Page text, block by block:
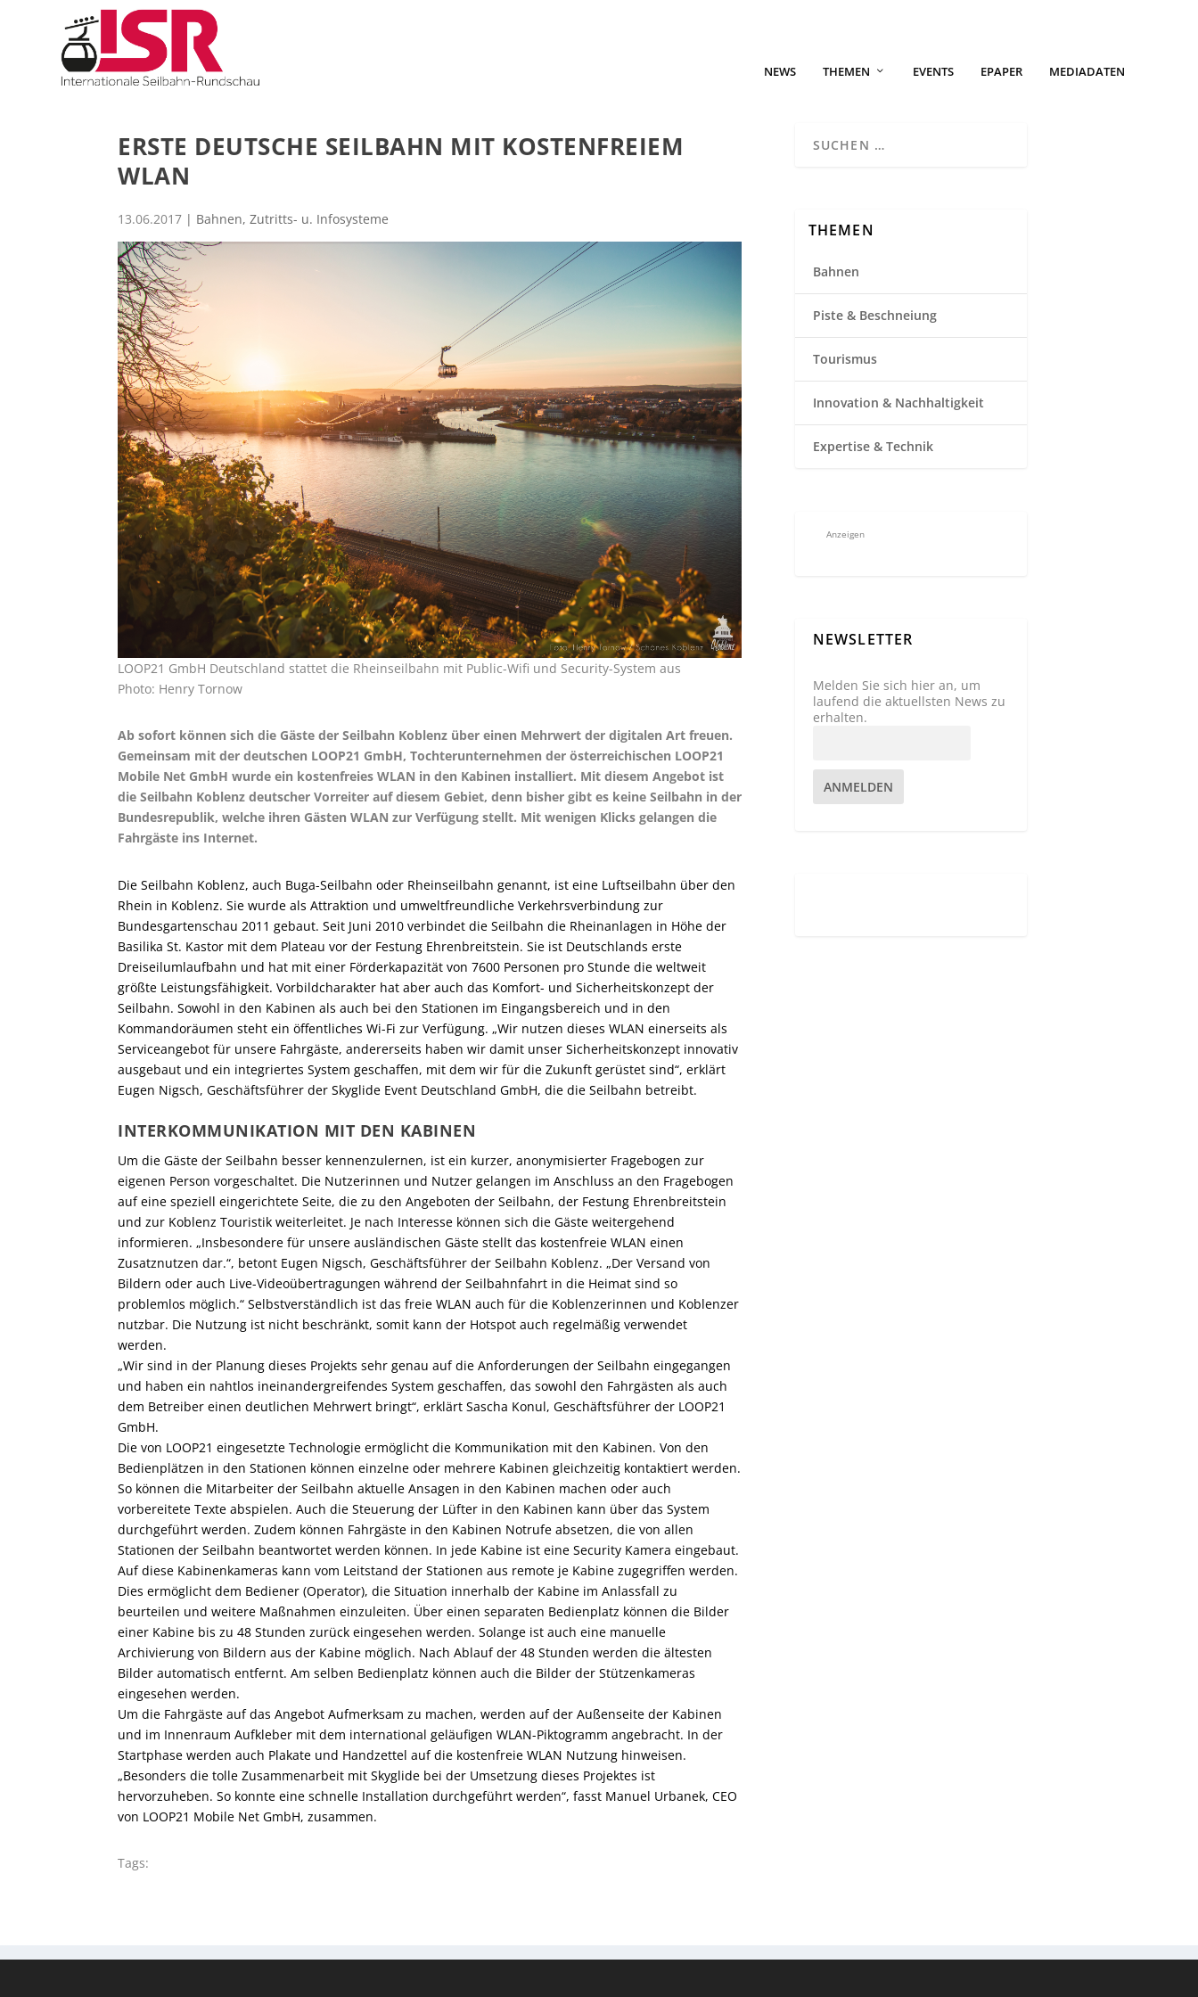
NEWS THEMEN EVENTS EPAPER MEDIADATEN
ERSTE DEUTSCHE SEILBAHN MIT KOSTENFREIEM
WLAN
13.06.2017 | Bahnen, Zutritts- u. Infosysteme
LOOP21 GmbH Deutschland stattet die Rheinseilbahn mit Public-Wifi und Security-System aus
Photo: Henry Tornow
Ab sofort können sich die Gäste der Seilbahn Koblenz über einen Mehrwert der digitalen Art freuen.
Gemeinsam mit der deutschen LOOP21 GmbH, Tochterunternehmen der österreichischen LOOP21
Mobile Net GmbH wurde ein kostenfreies WLAN in den Kabinen installiert. Mit diesem Angebot ist
die Seilbahn Koblenz deutscher Vorreiter auf diesem Gebiet, denn bisher gibt es keine Seilbahn in der
Bundesrepublik, welche ihren Gästen WLAN zur Verfügung stellt. Mit wenigen Klicks gelangen die
Fahrgäste ins Internet.
Die Seilbahn Koblenz, auch Buga-Seilbahn oder Rheinseilbahn genannt, ist eine Luftseilbahn über den
Rhein in Koblenz. Sie wurde als Attraktion und umweltfreundliche Verkehrsverbindung zur
Bundesgartenschau 2011 gebaut. Seit Juni 2010 verbindet die Seilbahn die Rheinanlagen in Höhe der
Basilika St. Kastor mit dem Plateau vor der Festung Ehrenbreitstein. Sie ist Deutschlands erste
Dreiseilumlaufbahn und hat mit einer Förderkapazität von 7600 Personen pro Stunde die weltweit
größte Leistungsfähigkeit. Vorbildcharakter hat aber auch das Komfort- und Sicherheitskonzept der
Seilbahn. Sowohl in den Kabinen als auch bei den Stationen im Eingangsbereich und in den
Kommandoräumen steht ein öffentliches Wi-Fi zur Verfügung. „Wir nutzen dieses WLAN einerseits als
Serviceangebot für unsere Fahrgäste, andererseits haben wir damit unser Sicherheitskonzept innovativ
ausgebaut und ein integriertes System geschaffen, mit dem wir für die Zukunft gerüstet sind“, erklärt
Eugen Nigsch, Geschäftsführer der Skyglide Event Deutschland GmbH, die die Seilbahn betreibt.
INTERKOMMUNIKATION MIT DEN KABINEN
Um die Gäste der Seilbahn besser kennenzulernen, ist ein kurzer, anonymisierter Fragebogen zur
eigenen Person vorgeschaltet. Die Nutzerinnen und Nutzer gelangen im Anschluss an den Fragebogen
auf eine speziell eingerichtete Seite, die zu den Angeboten der Seilbahn, der Festung Ehrenbreitstein
und zur Koblenz Touristik weiterleitet. Je nach Interesse können sich die Gäste weitergehend
informieren. „Insbesondere für unsere ausländischen Gäste stellt das kostenfreie WLAN einen
Zusatznutzen dar.“, betont Eugen Nigsch, Geschäftsführer der Seilbahn Koblenz. „Der Versand von
Bildern oder auch Live-Videoübertragungen während der Seilbahnfahrt in die Heimat sind so
problemlos möglich.“ Selbstverständlich ist das freie WLAN auch für die Koblenzerinnen und Koblenzer
nutzbar. Die Nutzung ist nicht beschränkt, somit kann der Hotspot auch regelmäßig verwendet
werden.
„Wir sind in der Planung dieses Projekts sehr genau auf die Anforderungen der Seilbahn eingegangen
und haben ein nahtlos ineinandergreifendes System geschaffen, das sowohl den Fahrgästen als auch
dem Betreiber einen deutlichen Mehrwert bringt“, erklärt Sascha Konul, Geschäftsführer der LOOP21
GmbH.
Die von LOOP21 eingesetzte Technologie ermöglicht die Kommunikation mit den Kabinen. Von den
Bedienplätzen in den Stationen können einzelne oder mehrere Kabinen gleichzeitig kontaktiert werden.
So können die Mitarbeiter der Seilbahn aktuelle Ansagen in den Kabinen machen oder auch
vorbereitete Texte abspielen. Auch die Steuerung der Lüfter in den Kabinen kann über das System
durchgeführt werden. Zudem können Fahrgäste in den Kabinen Notrufe absetzen, die von allen
Stationen der Seilbahn beantwortet werden können. In jede Kabine ist eine Security Kamera eingebaut.
Auf diese Kabinenkameras kann vom Leitstand der Stationen aus remote je Kabine zugegriffen werden.
Dies ermöglicht dem Bediener (Operator), die Situation innerhalb der Kabine im Anlassfall zu
beurteilen und weitere Maßnahmen einzuleiten. Über einen separaten Bedienplatz können die Bilder
einer Kabine bis zu 48 Stunden zurück eingesehen werden. Solange ist auch eine manuelle
Archivierung von Bildern aus der Kabine möglich. Nach Ablauf der 48 Stunden werden die ältesten
Bilder automatisch entfernt. Am selben Bedienplatz können auch die Bilder der Stützenkameras
eingesehen werden.
Um die Fahrgäste auf das Angebot Aufmerksam zu machen, werden auf der Außenseite der Kabinen
und im Innenraum Aufkleber mit dem international geläufigen WLAN-Piktogramm angebracht. In der
Startphase werden auch Plakate und Handzettel auf die kostenfreie WLAN Nutzung hinweisen.
„Besonders die tolle Zusammenarbeit mit Skyglide bei der Umsetzung dieses Projektes ist
hervorzuheben. So konnte eine schnelle Installation durchgeführt werden“, fasst Manuel Urbanek, CEO
von LOOP21 Mobile Net GmbH, zusammen.
Tags:
THEMEN
Bahnen
Piste & Beschneiung
Tourismus
Innovation & Nachhaltigkeit
Expertise & Technik
Anzeigen
NEWSLETTER
Melden Sie sich hier an, um
laufend die aktuellsten News zu
erhalten.
ANMELDEN